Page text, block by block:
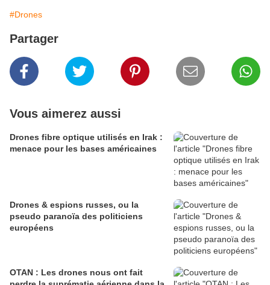
#Drones
Partager
Vous aimerez aussi
Drones fibre optique utilisés en Irak :
menace pour les bases américaines
Drones & espions russes, ou la
pseudo paranoïa des politiciens
européens
OTAN : Les drones nous ont fait